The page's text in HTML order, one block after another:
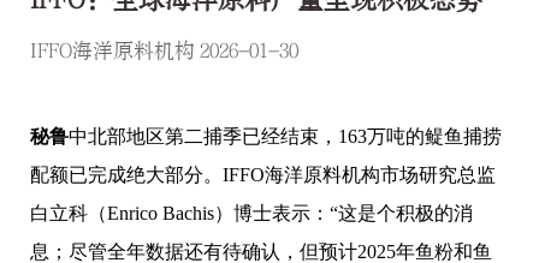
IFFO海洋原料机构 2026-01-30
秘鲁中北部地区第二捕季已经结束，163万吨的鳀鱼捕捞
配额已完成绝大部分。IFFO海洋原料机构市场研究总监
白立科（Enrico Bachis）博士表示：“这是个积极的消
息；尽管全年数据还有待确认，但预计2025年鱼粉和鱼